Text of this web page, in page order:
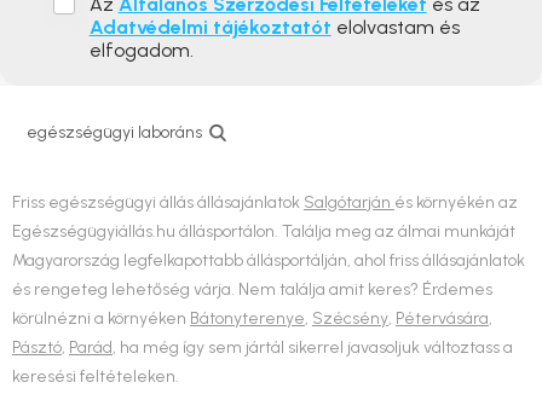
Adatvédelmi tájékoztatót elolvastam és
elfogadom.
egészségügyi laboráns
Friss egészségügyi állás állásajánlatok Salgótarján és környékén az
Egészségügyiállás.hu állásportálon. Találja meg az álmai munkáját
Magyarország legfelkapottabb állásportálján, ahol friss állásajánlatok
és rengeteg lehetőség várja. Nem találja amit keres? Érdemes
körülnézni a környéken Bátonyterenye, Szécsény, Pétervására,
Pásztó, Parád, ha még így sem jártál sikerrel javasoljuk változtass a
keresési feltételeken.